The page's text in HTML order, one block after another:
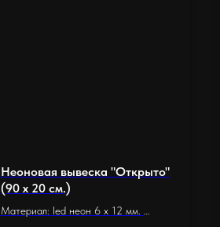
Неоновая вывеска "Открыто"
(90 х 20 см.)
Материал: led неон 6 x 12 мм.